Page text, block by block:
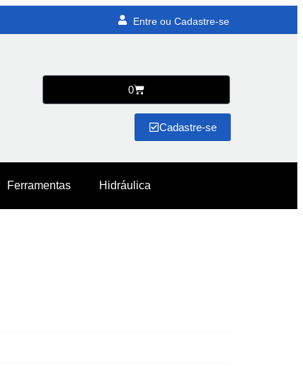
Entre ou Cadastre-se
0
Cadastre-se
Ferramentas Hidráulica